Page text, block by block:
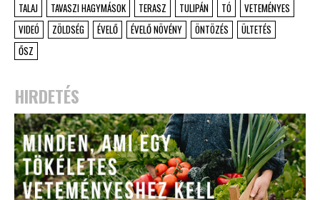
TALAJ
TAVASZI HAGYMÁSOK TERASZ TULIPÁN TÓ
VETEMÉNYES
VIDEÓ
ZÖLDSÉG ÉVELŐ ÉVELŐ NÖVÉNY ÖNTÖZÉS
ÜLTETÉS
ŐSZ
HIRDETÉS